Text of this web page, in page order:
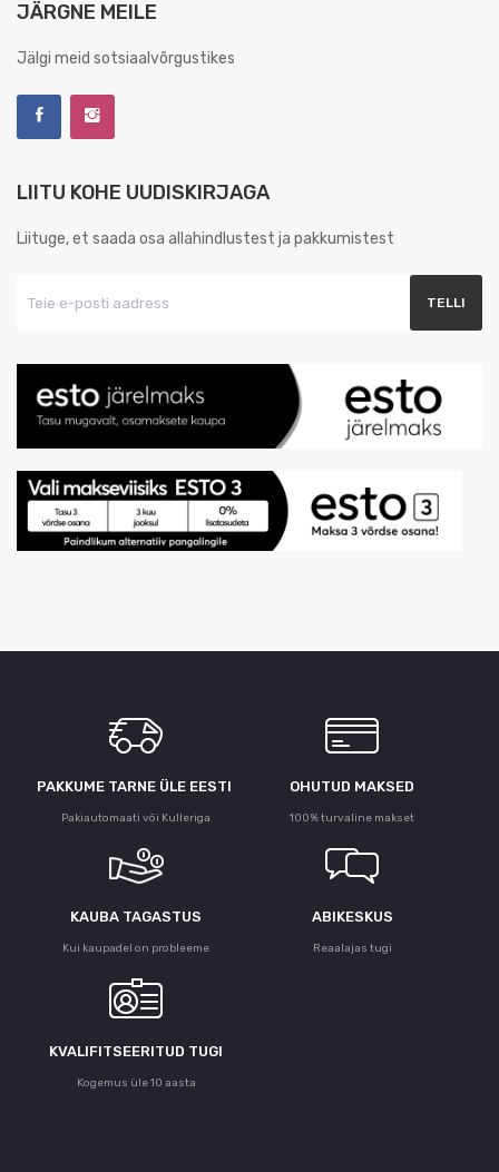
JÄRGNE MEILE
Jälgi meid sotsiaalvõrgustikes
LIITU KOHE UUDISKIRJAGA
Liituge, et saada osa allahindlustest ja pakkumistest
PAKKUME TARNE ÜLE ЕESTI
Pakiautomaati või Kulleriga
OHUTUD MAKSED
100% turvaline makset
KAUBA TAGASTUS
Kui kaupadel on probleeme
ABIKESKUS
Reaalajas tugi
KVALIFITSEERITUD TUGI
Kogemus üle 10 aasta